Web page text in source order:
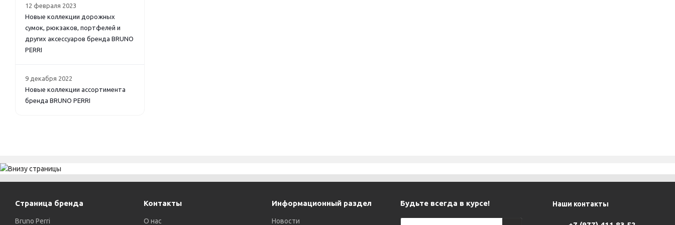
12 февраля 2023
Новые коллекции дорожных
сумок, рюкзаков, портфелей и
других аксессуаров бренда BRUNO
PERRI
9 декабря 2022
Новые коллекции ассортимента
бренда BRUNO PERRI
Страница бренда
Bruno Perri
Контакты
О нас
Информационный раздел
Новости
Будьте всегда в курсе! Наши контакты